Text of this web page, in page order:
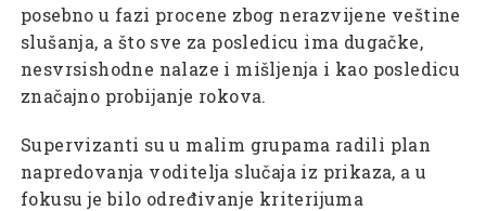
posebno u fazi procene zbog nerazvijene veštine
slušanja, a što sve za posledicu ima dugačke,
nesvrsishodne nalaze i mišljenja i kao posledicu
značajno probijanje rokova.
Supervizanti su u malim grupama radili plan
napredovanja voditelja slučaja iz prikaza, a u
fokusu je bilo određivanje kriterijuma